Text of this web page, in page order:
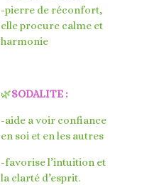
-pierre de réconfort,
elle procure calme et
harmonie
🌿SODALITE :
-aide a voir confiance
en soi et en les autres
-favorise l’intuition et
la clarté d’esprit.